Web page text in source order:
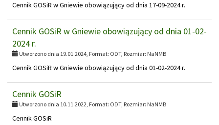
Cennik GOSiR w Gniewie obowiązujący od dnia 17-09-2024 r.
Cennik GOSiR w Gniewie obowiązujący od dnia 01-02-
2024 r.
Utworzono dnia 19.01.2024, Format: ODT, Rozmiar: NaNMB
Cennik GOSiR w Gniewie obowiązujący od dnia 01-02-2024 r.
Cennik GOSiR
Utworzono dnia 10.11.2022, Format: ODT, Rozmiar: NaNMB
Cennik GOSiR